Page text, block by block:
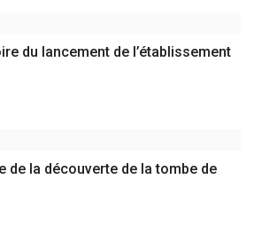
du lancement de l’établissement
de la découverte de la tombe de